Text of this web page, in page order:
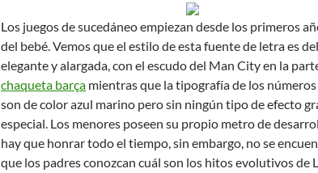
Los juegos de sucedáneo empiezan desde los primeros
del bebé. Vemos que el estilo de esta fuente de letra es
elegante y alargada, con el escudo del Man City en la
chaqueta barça mientras que la tipografía de los
son de color azul marino pero sin ningún tipo de efecto
especial. Los menores poseen su propio metro de
hay que honrar todo el tiempo, sin embargo, no se
que los padres conozcan cuál son los hitos evolutivos de